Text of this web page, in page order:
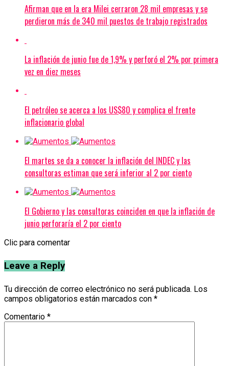
Afirman que en la era Milei cerraron 28 mil empresas y se
perdieron más de 340 mil puestos de trabajo registrados
La inflación de junio fue de 1,9% y perforó el 2% por primera
vez en diez meses
El petróleo se acerca a los US$80 y complica el frente
inflacionario global
El martes se da a conocer la inflación del INDEC y las
consultoras estiman que será inferior al 2 por ciento
El Gobierno y las consultoras coinciden en que la inflación de
junio perforaría el 2 por ciento
Clic para comentar
Leave a Reply
Tu dirección de correo electrónico no será publicada. Los
campos obligatorios están marcados con *
Comentario *